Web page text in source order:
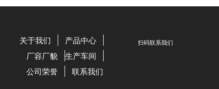
关于我们
产品中心
厂容厂貌
生产车间
公司荣誉
联系我们
扫码联系我们